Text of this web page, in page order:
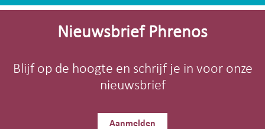
Site-
Nieuwsbrief Phrenos
Blijf op de hoogte en schrijf je in voor onze
nieuwsbrief
Aanmelden